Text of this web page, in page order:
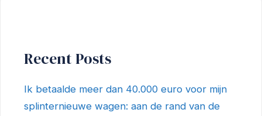
Recent Posts
Ik betaalde meer dan 40.000 euro voor mijn
splinternieuwe wagen: aan de rand van de